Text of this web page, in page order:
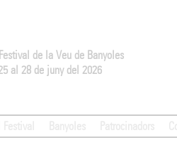
de la Veu de Banyoles
al 28 de juny del 2026